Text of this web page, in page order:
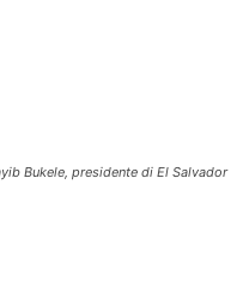
Bukele, presidente di El Salvador